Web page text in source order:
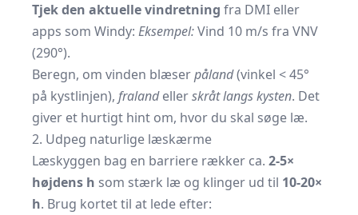
Tjek den aktuelle vindretning fra DMI eller
apps som Windy: Eksempel:Vind 10 m/s fra VNV
(290°).
Beregn, om vinden blæserpåland(vinkel < 45°
på kystlinjen), fralandellerskråt langs kysten. Det
giver et hurtigt hint om, hvor du skal søge læ.
2. Udpeg naturlige læskærme
Læskyggen bag en barriere rækker ca. 2-5×
højdens h som stærk læ og klinger ud til 10-20×
h. Brug kortet til at lede efter: